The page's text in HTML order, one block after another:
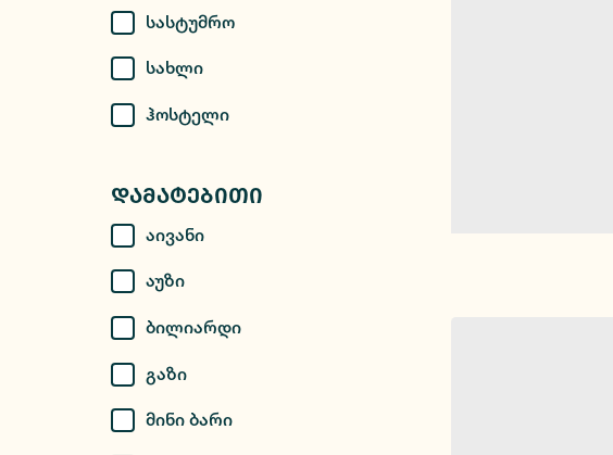
Სასტუმრო
Სახლი
Ჰოსტელი
Დამატებითი
Აივანი
Აუზი
Ბილიარდი
Გაზი
Მინი Ბარი